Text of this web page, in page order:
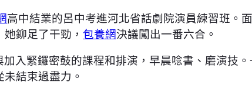
高中結業的呂中考進河北省話劇院演員練習班。
鉚足了干勁， 包養網決議闖出一番六合。
入緊鑼密鼓的課程和排演，早晨唸書、磨演技
結束過盡力。